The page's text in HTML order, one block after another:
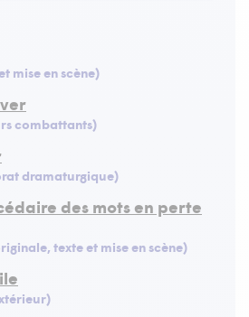
mise en scène)
combattants)
dramaturgique)
des mots en perte
texte et mise en scène)